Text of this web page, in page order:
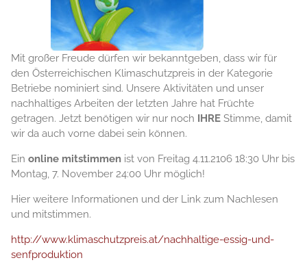
Mit großer Freude dürfen wir bekanntgeben, dass wir für
den Österreichischen Klimaschutzpreis in der Kategorie
Betriebe nominiert sind. Unsere Aktivitäten und unser
nachhaltiges Arbeiten der letzten Jahre hat Früchte
getragen. Jetzt benötigen wir nur noch IHRE Stimme, damit
wir da auch vorne dabei sein können.
Ein online mitstimmen ist von Freitag 4.11.2106 18:30 Uhr bis
Montag, 7. November 24:00 Uhr möglich!
Hier weitere Informationen und der Link zum Nachlesen
und mitstimmen.
http://www.klimaschutzpreis.at/nachhaltige-essig-und-
senfproduktion